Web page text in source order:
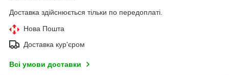
Доставка здійснюється тільки по передоплаті.
Нова Пошта
Доставка кур'єром
Всі умови доставки